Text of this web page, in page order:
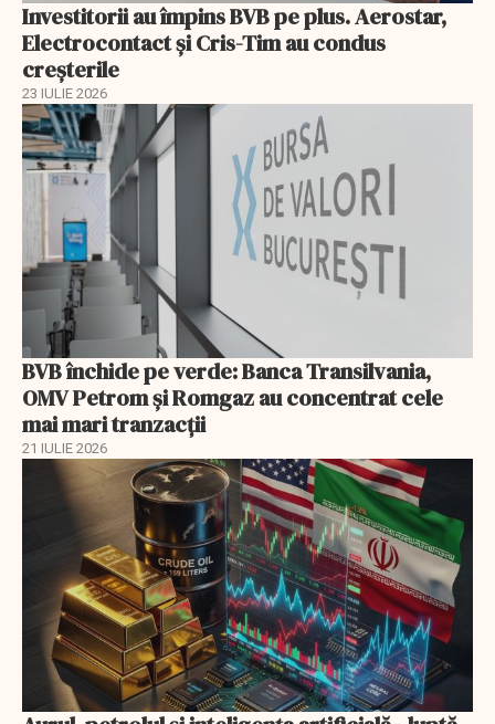
Investitorii au împins BVB pe plus. Aerostar,
Electrocontact și Cris-Tim au condus
creșterile
23 IULIE 2026
BVB închide pe verde: Banca Transilvania,
OMV Petrom și Romgaz au concentrat cele
mai mari tranzacții
21 IULIE 2026